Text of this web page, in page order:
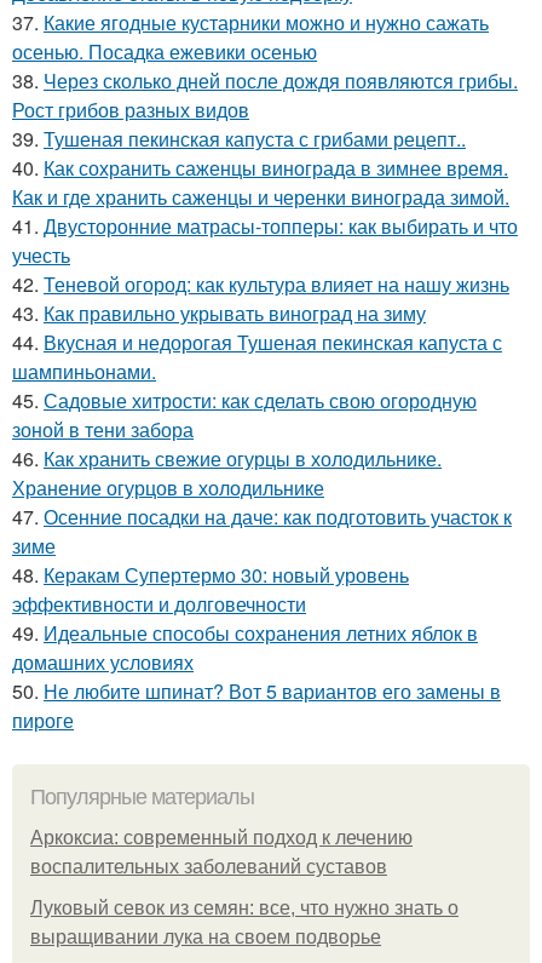
37. Какие ягодные кустарники можно и нужно сажать
осенью. Посадка ежевики осенью
38. Через сколько дней после дождя появляются грибы.
Рост грибов разных видов
39. Тушеная пекинская капуста с грибами рецепт..
40. Как сохранить саженцы винограда в зимнее время.
Как и где хранить саженцы и черенки винограда зимой.
41. Двусторонние матрасы-топперы: как выбирать и что
учесть
42. Теневой огород: как культура влияет на нашу жизнь
43. Как правильно укрывать виноград на зиму
44. Вкусная и недорогая Тушеная пекинская капуста с
шампиньонами.
45. Садовые хитрости: как сделать свою огородную
зоной в тени забора
46. Как хранить свежие огурцы в холодильнике.
Хранение огурцов в холодильнике
47. Осенние посадки на даче: как подготовить участок к
зиме
48. Керакам Супертермо 30: новый уровень
эффективности и долговечности
49. Идеальные способы сохранения летних яблок в
домашних условиях
50. Не любите шпинат? Вот 5 вариантов его замены в
пироге
Популярные материалы
Аркоксиа: современный подход к лечению
воспалительных заболеваний суставов
Луковый севок из семян: все, что нужно знать о
выращивании лука на своем подворье